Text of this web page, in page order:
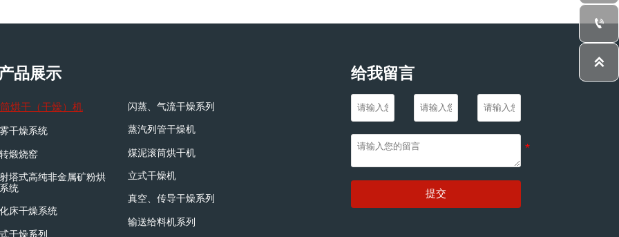
品展示
烘干（干燥）机
干燥系统
煅烧窑
塔式高纯非金属矿粉烘
统
床干燥系统
干燥系列
闪蒸、气流干燥系列
蒸汽列管干燥机
煤泥滚筒烘干机
立式干燥机
真空、传导干燥系列
输送给料机系列
给我留言
提交

